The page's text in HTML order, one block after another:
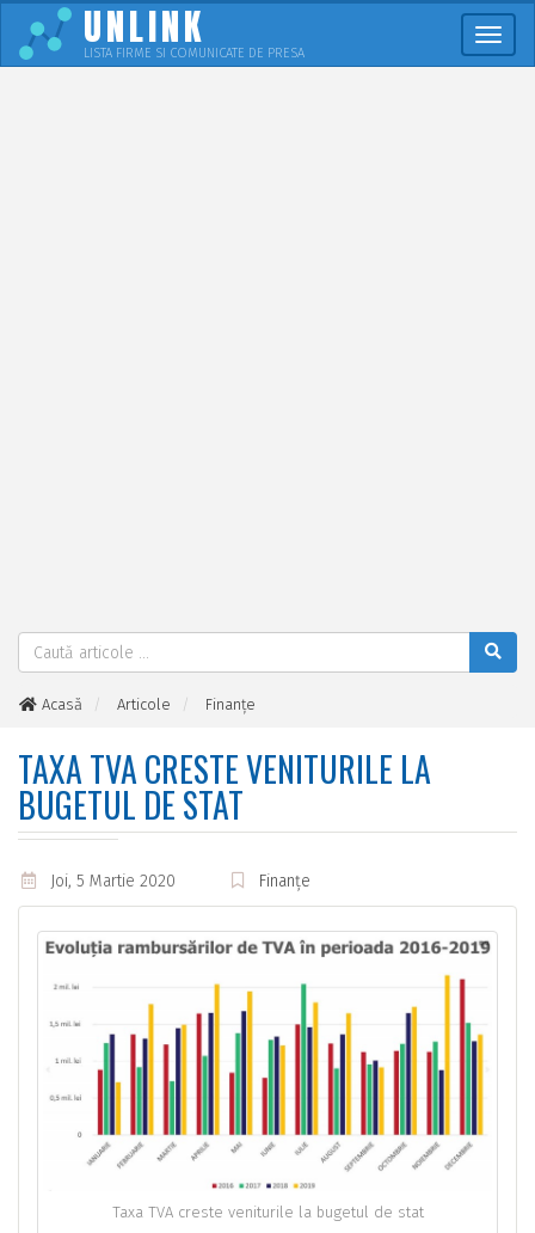
UNLINK
LISTA FIRME SI COMUNICATE DE PRESA
Acasă Articole
Finanțe
TAXA TVA CRESTE VENITURILE LA
BUGETUL DE STAT
Joi, 5 Martie 2020 Finanțe
Taxa TVA creste veniturile la bugetul de stat